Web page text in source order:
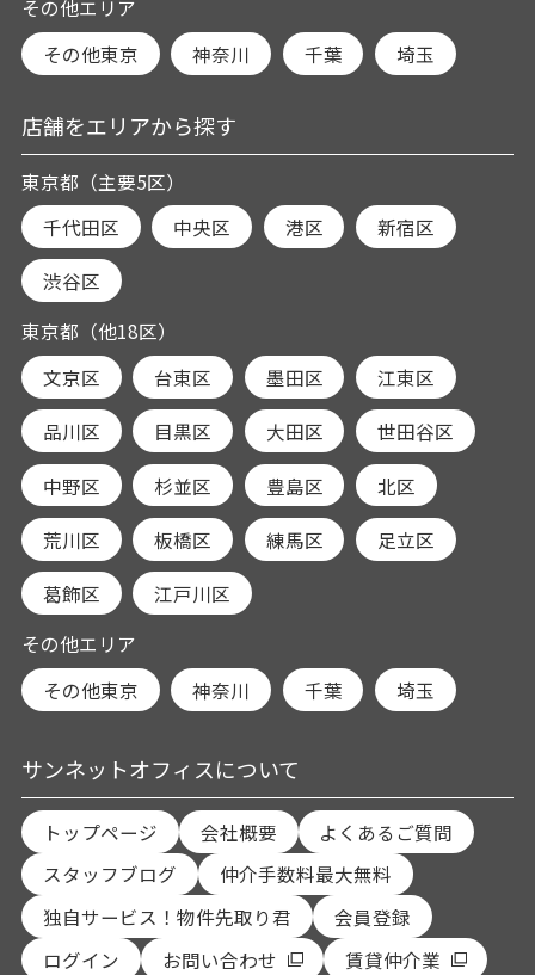
その他エリア
その他東京
神奈川 千葉 埼玉
店舗をエリアから探す
東京都（主要5区）
千代田区
中央区 港区 新宿区
渋谷区
東京都（他18区）
文京区
台東区 墨田区 江東区
品川区 目黒区 大田区 世田谷区
中野区 杉並区 豊島区 北区
荒川区 板橋区 練馬区 足立区
葛飾区
江戸川区
その他エリア
その他東京
神奈川 千葉 埼玉
サンネットオフィスについて
トップページ 会社概要
よくあるご質問
スタッフブログ
仲介手数料最大無料
独自サービス！物件先取り君
会員登録
ログイン
お問い合わせ
賃貸仲介業